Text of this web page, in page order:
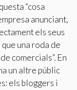
“cosa
anunciant,
els seus
una roda de
comercials”. En
un altre públic
els bloggers i